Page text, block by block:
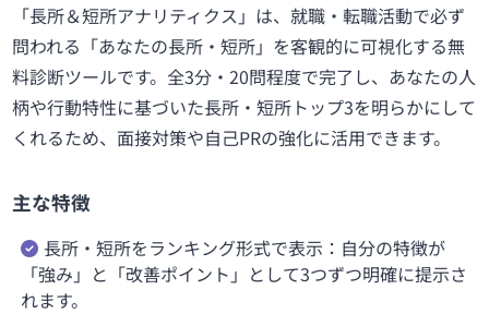
「長所＆短所アナリティクス」は、就職・転職活動で必ず
問われる「あなたの長所・短所」を客観的に可視化する無
料診断ツールです。全3分・20問程度で完了し、あなたの人
柄や行動特性に基づいた長所・短所トップ3を明らかにして
くれるため、面接対策や自己PRの強化に活用できます。
主な特徴
長所・短所をランキング形式で表示：自分の特徴が
「強み」と「改善ポイント」として3つずつ明確に提示さ
れます。